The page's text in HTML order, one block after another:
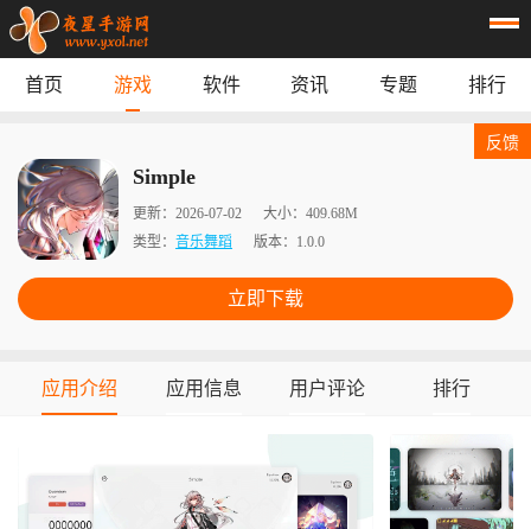
专题
首页 游戏 软件 资讯 专题 排行
Simple
更新： 2026-07-02 大小： 409.68M
类型： 音乐舞蹈 版本： 1.0.0
立即下载
反馈
应用介绍 应用信息 用户评论 排行